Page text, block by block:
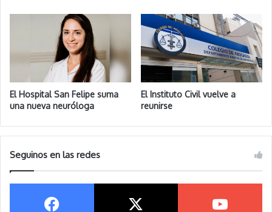
El Hospital San Felipe suma
una nueva neuróloga
El Instituto Civil vuelve a
reunirse
Seguinos en las redes